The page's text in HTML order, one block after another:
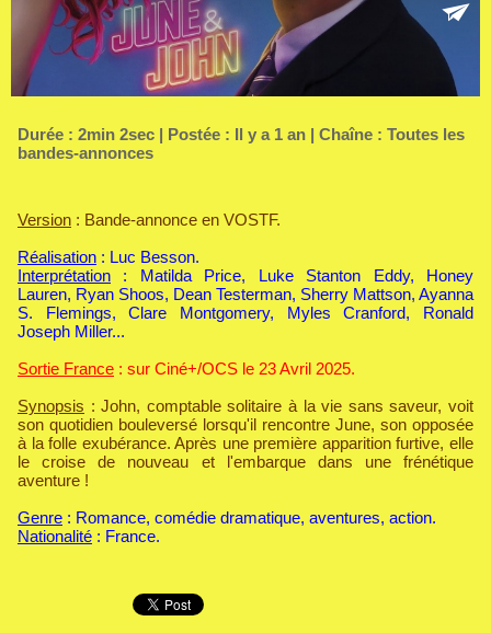
Durée : 2min 2sec | Postée : Il y a 1 an | Chaîne : Toutes les
bandes-annonces
Version : Bande-annonce en VOSTF.
Réalisation : Luc Besson.
Interprétation : Matilda Price, Luke Stanton Eddy, Honey
Lauren, Ryan Shoos, Dean Testerman, Sherry Mattson, Ayanna
S. Flemings, Clare Montgomery, Myles Cranford, Ronald
Joseph Miller...
Sortie France : sur Ciné+/OCS le 23 Avril 2025.
Synopsis : John, comptable solitaire à la vie sans saveur, voit
son quotidien bouleversé lorsqu'il rencontre June, son opposée
à la folle exubérance. Après une première apparition furtive, elle
le croise de nouveau et l'embarque dans une frénétique
aventure !
Genre : Romance, comédie dramatique, aventures, action.
Nationalité : France.